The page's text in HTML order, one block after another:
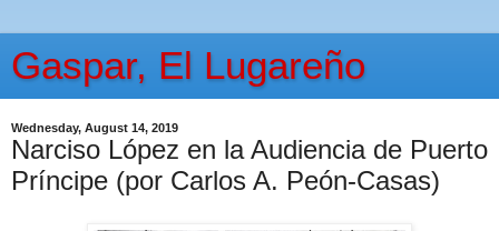
Gaspar, El Lugareño
Wednesday, August 14, 2019
Narciso López en la Audiencia de Puerto
Príncipe (por Carlos A. Peón-Casas)